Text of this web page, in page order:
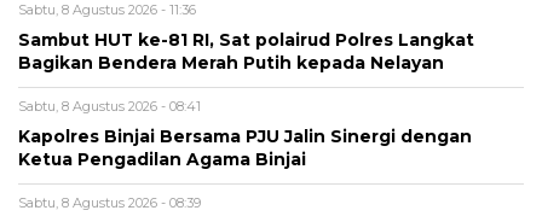
Sabtu, 8 Agustus 2026 - 11:36
Sambut HUT ke-81 RI, Sat polairud Polres Langkat
Bagikan Bendera Merah Putih kepada Nelayan
Sabtu, 8 Agustus 2026 - 08:41
Kapolres Binjai Bersama PJU Jalin Sinergi dengan
Ketua Pengadilan Agama Binjai
Sabtu, 8 Agustus 2026 - 08:39